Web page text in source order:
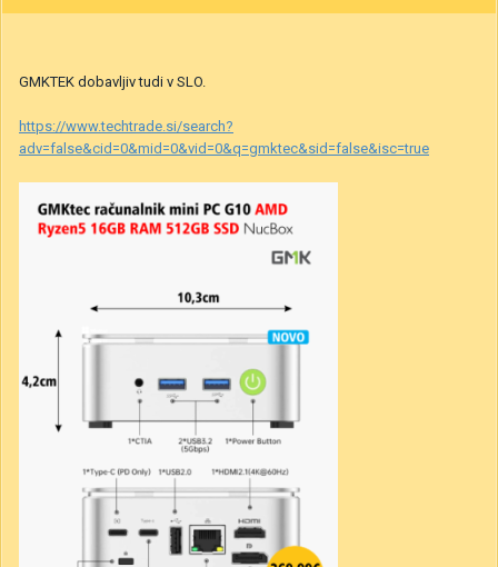
GMKTEK dobavljiv tudi v SLO.
https://www.techtrade.si/search?
adv=false&cid=0&mid=0&vid=0&q=gmktec&sid=false&isc=true